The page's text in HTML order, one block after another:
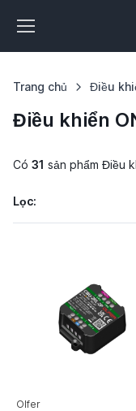
Trang chủ Điều
Điều khiển
Có 31 sản phẩm Điều
Lọc:
Olfer